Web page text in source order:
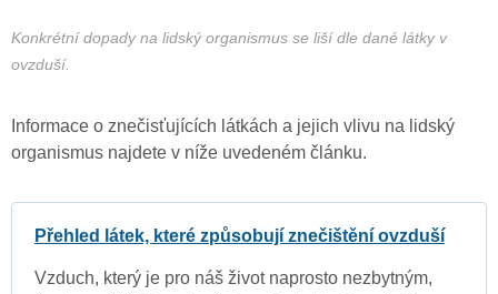
Konkrétní dopady na lidský organismus se liší dle dané látky v
ovzduší.
Informace o znečisťujících látkách a jejich vlivu na lidský
organismus najdete v níže uvedeném článku.
Přehled látek, které způsobují znečištění ovzduší
Vzduch, který je pro náš život naprosto nezbytným,